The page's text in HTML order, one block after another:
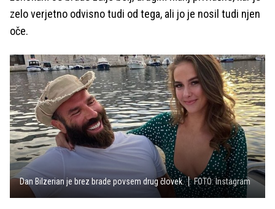
zelo verjetno odvisno tudi od tega, ali jo je nosil tudi njen
oče.
Dan Bilzerian je brez brade povsem drug človek. FOTO: Instagram